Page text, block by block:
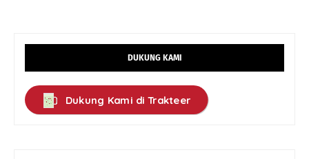
DUKUNG KAMI
Dukung Kami di Trakteer